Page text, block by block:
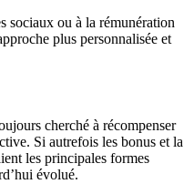
sociaux ou à la rémunération
plus personnalisée et
cherché à récompenser
Si autrefois les bonus et la
les principales formes
évolué.